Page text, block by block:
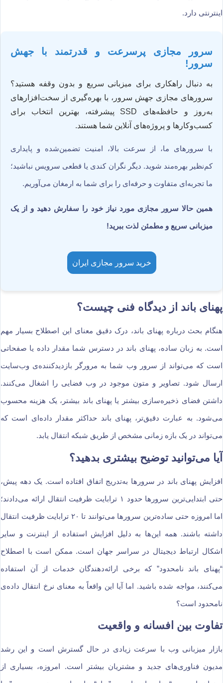
اینترنتی دارد.
سرور مجازی پرسرعت و قدرتمند با جهش
سرور!
به دنبال راهکاری برای میزبانی سریع و بدون وقفه هستید؟
سرورهای مجازی جهش سرور، با بهره‌گیری از سخت‌افزارهای
به‌روز و حافظه‌های SSD پیشرفته، بهترین انتخاب برای
کسب‌وکارها و پروژه‌های آنلاین شما هستند.
با سرورهای ما، از سرعت بالا، امنیت تضمین‌شده و پایداری
کم‌نظیر بهره‌مند شوید. دیگر نگران کندی یا قطعی سرویس نباشید؛
ما تجربه‌ای متفاوت و حرفه‌ای را برای شما به ارمغان می‌آوریم.
همین حالا سرور مجازی مورد نیاز خود را سفارش دهید و از یک
میزبانی سریع و مطمئن لذت ببرید!
خرید سرور مجازی ایران
پهنای باند از دیدگاه فنی چیست؟
هنگام بحث درباره پهنای باند، درک دقیق معنای این اصطلاح بسیار مهم
است. به زبان ساده، پهنای باند در دسترس شما مقدار داده یا صفحاتی
است که می‌تواند از سرور وب شما به مرورگر بازدیدکننده‌ی وب‌سایت
ارسال شود. تصاویر و متون موجود در وب فضایی را اشغال می‌کنند.
داشتن فضای ذخیره‌سازی بیشتر یا پهنای باند بیشتر، یک هزینه محسوب
می‌شود. به عبارت دقیق‌تر، پهنای باند حداکثر مقدار داده‌ای است که
می‌تواند در یک بازه زمانی مشخص از طریق شبکه انتقال یابد.
آیا می‌توانید توضیح بیشتری بدهید؟
افزایش پهنای باند در سرورها به‌تدریج اتفاق افتاده است. یک دهه پیش،
حتی ابتدایی‌ترین سرورها حدود ۱ ترابایت ظرفیت انتقال ارائه می‌دادند؛
اما امروزه حتی ساده‌ترین سرورها می‌توانند تا ۲۰ ترابایت ظرفیت انتقال
داشته باشند. همه این‌ها به دلیل افزایش استفاده از اینترنت و سایر
اشکال ارتباط دیجیتال در سراسر جهان است. ممکن است با اصطلاح
“پهنای باند نامحدود” که برخی ارائه‌دهندگان خدمات از آن استفاده
می‌کنند، مواجه شده باشید. اما آیا این واقعاً به معنای نرخ انتقال داده‌ی
نامحدود است؟
تفاوت بین افسانه و واقعیت
بازار میزبانی وب با سرعت زیادی در حال گسترش است و این رشد
مدیون فناوری‌های جدید و مشتریان بیشتر است. امروزه، بسیاری از